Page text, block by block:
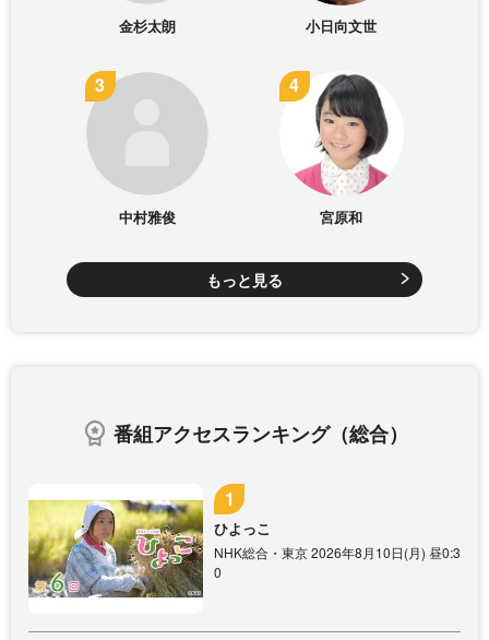
金杉太朗 小日向文世
中村雅俊 宮原和
もっと見る
番組アクセスランキング（総合）
ひよっこ
NHK総合・東京 2026年8月10日(月) 昼0:3
0